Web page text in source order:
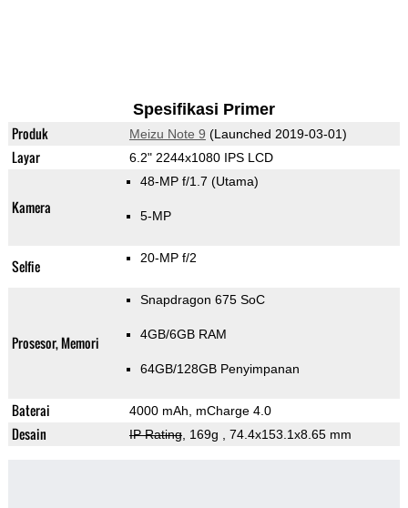
Spesifikasi Primer
Produk Meizu Note 9 (Launched 2019-03-01)
Layar 6.2" 2244x1080 IPS LCD
Kamera
48-MP f/1.7 (Utama)
5-MP
Selfie 20-MP f/2
Prosesor, Memori
Snapdragon 675 SoC
4GB/6GB RAM
64GB/128GB Penyimpanan
Baterai 4000 mAh, mCharge 4.0
Desain IP Rating, 169g , 74.4x153.1x8.65 mm